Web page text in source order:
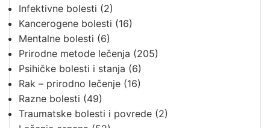
Infektivne bolesti (2)
Kancerogene bolesti (16)
Mentalne bolesti (6)
Prirodne metode lečenja (205)
Psihičke bolesti i stanja (6)
Rak – prirodno lečenje (16)
Razne bolesti (49)
Traumatske bolesti i povrede (2)